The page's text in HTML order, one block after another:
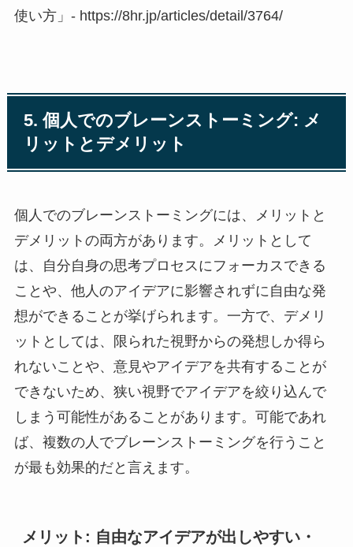
使い方」- https://8hr.jp/articles/detail/3764/
5. 個人でのブレーンストーミング: メ
リットとデメリット
個人でのブレーンストーミングには、メリットと
デメリットの両方があります。メリットとして
は、自分自身の思考プロセスにフォーカスできる
ことや、他人のアイデアに影響されずに自由な発
想ができることが挙げられます。一方で、デメリ
ットとしては、限られた視野からの発想しか得ら
れないことや、意見やアイデアを共有することが
できないため、狭い視野でアイデアを絞り込んで
しまう可能性があることがあります。可能であれ
ば、複数の人でブレーンストーミングを行うこと
が最も効果的だと言えます。
メリット: 自由なアイデアが出しやすい・